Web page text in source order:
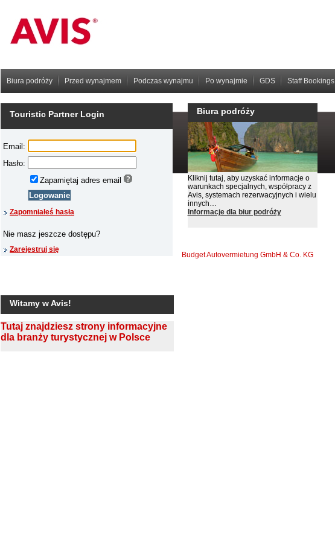
Biura podróży Przed wynajmem Podczas wynajmu Po wynajmie GDS Staff Bookings
Touristic Partner Login
Witamy w Avis!
Tutaj znajdziesz strony informacyjne
dla branży turystycznej w Polsce
Biura podróży
Kliknij tutaj, aby uzyskać informacje o
warunkach specjalnych, współpracy z
Avis, systemach rezerwacyjnych i wielu
innych…
Informacje dla biur podróży
Budget Autovermietung GmbH & Co. KG